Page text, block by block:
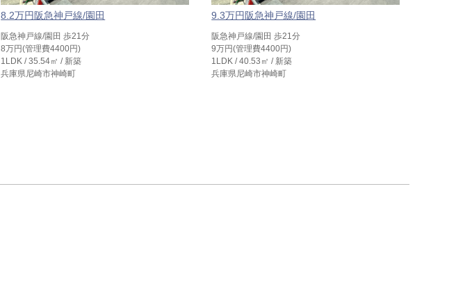
8.2万円阪急神戸線/園田
阪急神戸線/園田 歩21分
8万円(管理費4400円)
1LDK / 35.54㎡ / 新築
兵庫県尼崎市神崎町
9.3万円阪急神戸線/園田
阪急神戸線/園田 歩21分
9万円(管理費4400円)
1LDK / 40.53㎡ / 新築
兵庫県尼崎市神崎町